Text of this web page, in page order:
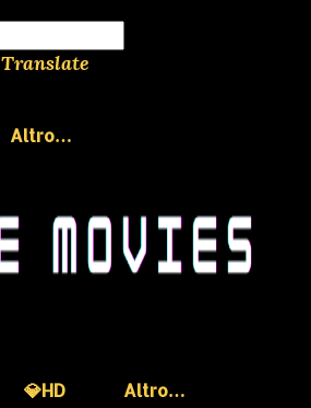
Translate
Altro…
💎HD Altro…